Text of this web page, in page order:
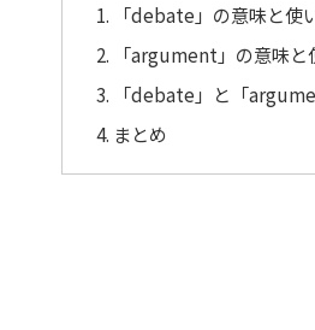
「debate」の意味と使
「argument」の意味と
「debate」と「
まとめ